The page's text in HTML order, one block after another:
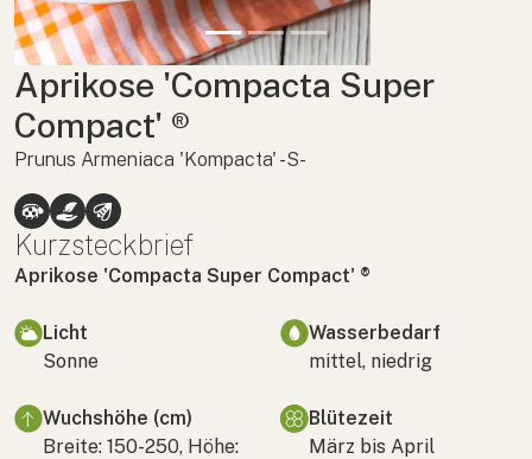
Aprikose 'Compacta Super
Compact' ®
Prunus Armeniaca 'Kompacta' -S-
Kurzsteckbrief
Aprikose 'Compacta Super Compact' ®
Licht
Sonne
Wasserbedarf
mittel, niedrig
Wuchshöhe (cm)
Breite: 150-250, Höhe:
Blütezeit
März bis April